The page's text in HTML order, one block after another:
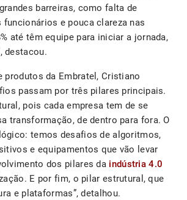
barreiras, como falta de
funcionários e pouca clareza nas
até têm equipe para iniciar a jornada,
destacou.
produtos da Embratel, Cristiano
passam por três pilares principais.
pois cada empresa tem de se
transformação, de dentro para fora. O
temos desafios de algoritmos,
e equipamentos que vão levar
dos pilares da indústria 4.0
E por fim, o pilar estrutural, que
e plataformas”, detalhou.